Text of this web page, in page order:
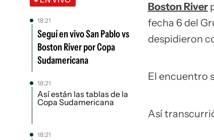
18:21
Seguí en vivo San Pablo vs
Boston River por Copa
Sudamericana
18:21
Así están las tablas de la
Copa Sudamericana
18:21
Boston River
fecha 6 del
despidieron
El encuentro
Así